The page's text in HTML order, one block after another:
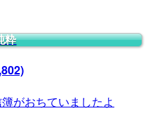
粋
がおちていましたよ